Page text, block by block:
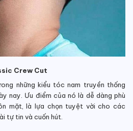
Crew Cut
những kiểu tóc nam truyền thống
nay. Ưu điểm của nó là dễ dàng phù
mặt, là lựa chọn tuyệt vời cho các
tự tin và cuốn hút.